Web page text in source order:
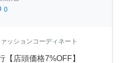
0
ッションコーディネート
【店頭価格7%OFF】